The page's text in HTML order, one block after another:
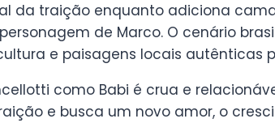
da traição enquanto adiciona
de Marco. O cenário
e paisagens locais autênticas
como Babi é crua e
e busca um novo amor, o